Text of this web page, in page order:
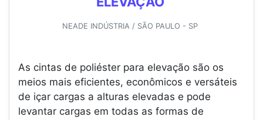
NEADE INDÚSTRIA / SÃO PAULO - SP
As cintas de poliéster para elevação são os
meios mais eficientes, econômicos e versáteis
de içar cargas a alturas elevadas e pode
levantar cargas em todas as formas de